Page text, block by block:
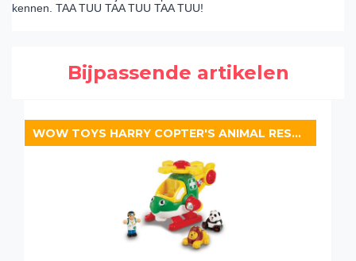
kennen. TAA TUU TAA TUU TAA TUU!
Bijpassende artikelen
WOW TOYS HARRY COPTER'S ANIMAL RESCUE